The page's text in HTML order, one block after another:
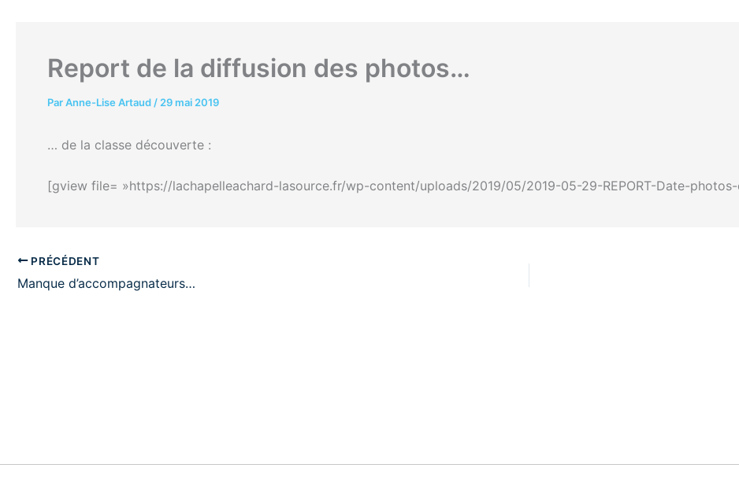
Report de la diffusion des photos…
ParAnne-Lise Artaud / 29 mai 2019
… de la classe découverte :
[gview file= »https://lachapelleachard-lasource.fr/wp-content/uploads/2019/05/2019-05-29-REPORT-Date-
PRÉCÉDENT
Manque d’accompagnateurs…